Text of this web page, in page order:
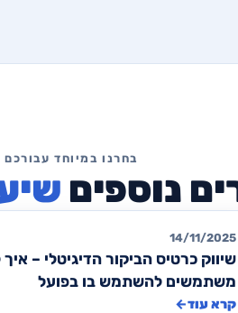
כרטיסי ביקור
14/11/2025
שיווק כרטיס הביקור הדיגיטלי – איך
משתמשים להשתמש בו בפועל
קרא עוד←